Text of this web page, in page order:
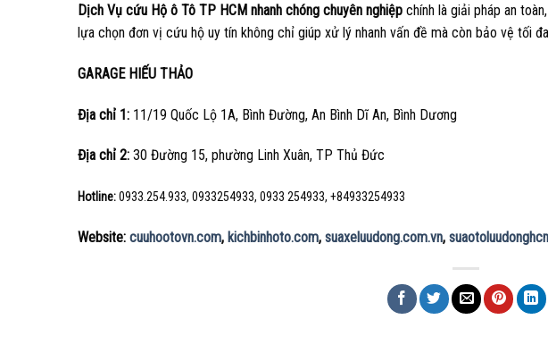
Dịch Vụ cứu Hộ ô Tô TP HCM nhanh chóng chuyên nghiệp chính là giải pháp an
lựa chọn đơn vị cứu hộ uy tín không chỉ giúp xử lý nhanh vấn đề mà còn bảo vệ tối
GARAGE HIẾU THẢO
Địa chỉ 1: 11/19 Quốc Lộ 1A, Bình Đường, An Bình Dĩ An, Bình Dương
Địa chỉ 2: 30 Đường 15, phường Linh Xuân, TP Thủ Đức
Hotline:0933.254.933, 0933254933, 0933 254933, +84933254933
Website: cuuhootovn.com, kichbinhoto.com, suaxeluudong.com.vn,